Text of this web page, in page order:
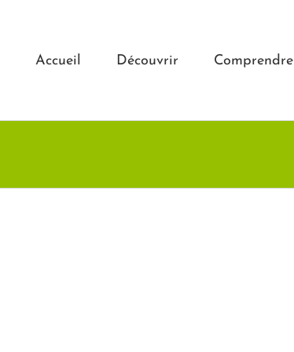
Accueil Découvrir Comprendre